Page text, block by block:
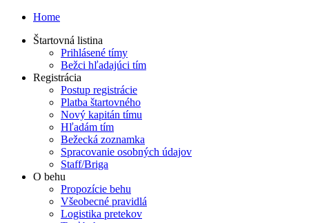
Home
Štartovná listina
Prihlásené tímy
Bežci hľadajúci tím
Registrácia
Postup registrácie
Platba štartovného
Nový kapitán tímu
Hľadám tím
Bežecká zoznamka
Spracovanie osobných údajov
Staff/Briga
O behu
Propozície behu
Všeobecné pravidlá
Logistika pretekov